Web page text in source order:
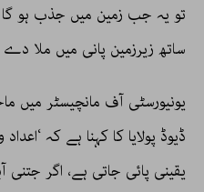
تو یہ جب زمین میں جذب ہو گا
ساتھ زیرزمین پانی میں ملا دے
یونیورسٹی آف مانچیسٹر میں
ڈیوڈ پولایا کا کہنا ہے کہ
یقینی پائی جاتی ہے، اگر جتنی